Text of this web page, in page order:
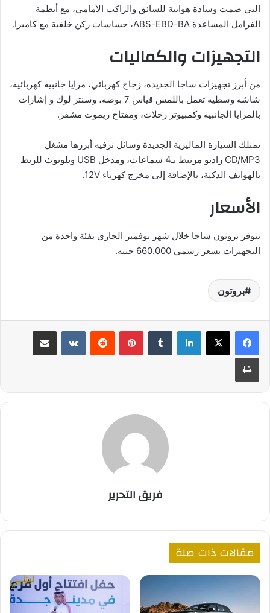
التي ضمت وسادة هوائية للسائق والراكب الأمامي، مع أنظمة
الفرامل المساعدة ABS-EBD-BA، حساسات ركن خلفية مع كاميرا.
التجهيزات والكماليات
من أبرز تجهيزات ساجا الجديدة، زجاج كهربائي، مرايا جانبية كهربائية،
شاشة وسطية تعمل باللمس قياس 7 بوصة، وسنتر لوك و إشارات
بالمرايا الجانبية وكمبيوتر رحلات، ومفتاح ريموت مشفر.
تمتلك السيارة الماليزية الجديدة وسائل ترفيه أبرزها مشغل
CD/MP3 راديو مرتبط بـ4 سماعات، ومدخل USB وبلوتوث للربط
بالهواتف الذكية، بالإضافة إلى مخرج كهرباء 12V.
الأسعار
تتوفر بروتون ساجا خلال شهر نوفمبر الجاري بفئة واحدة من
التجهيزات بسعر رسمي 660.000 جنيه.
بروتون
لينكدإن بينتيريست مشاركة عبر البريد
طباعة
فريق التحرير
مقالات ذات صلة